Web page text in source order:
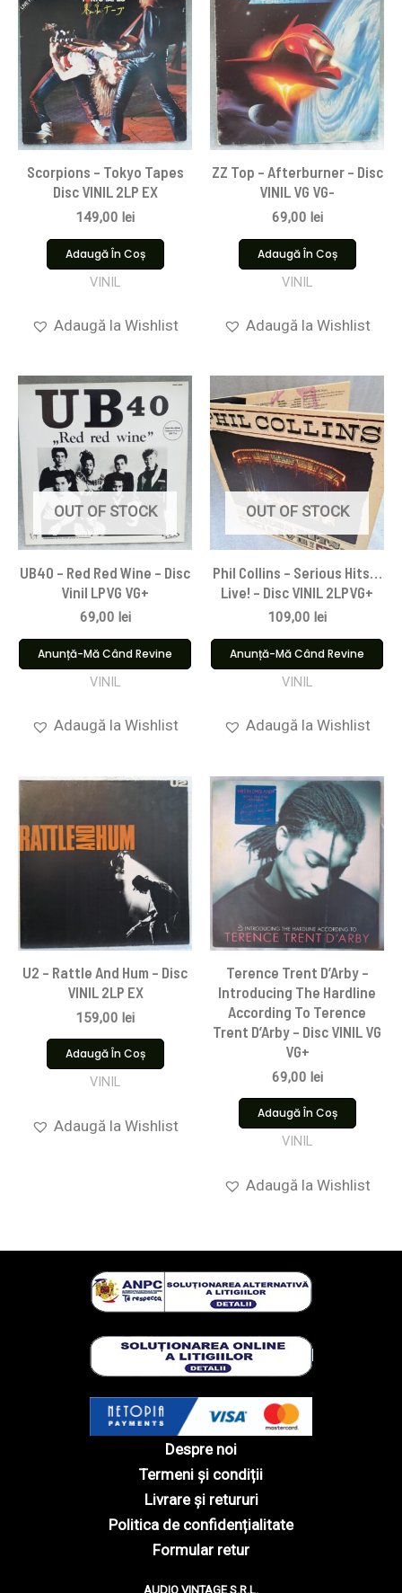
Scorpions ‎– Tokyo Tapes
Disc VINIL 2LP EX
149,00 lei
Adaugă În Coș
VINIL
Adaugă la Wishlist
ZZ Top – Afterburner – Disc
VINIL VG VG-
69,00 lei
Adaugă În Coș
VINIL
Adaugă la Wishlist
OUT OF STOCK
UB40 – Red Red Wine – Disc
Vinil LPVG VG+
69,00 lei
Anunță-Mă Când Revine
VINIL
Adaugă la Wishlist
OUT OF STOCK
Phil Collins – Serious Hits…
Live! – Disc VINIL 2LPVG+
109,00 lei
Anunță-Mă Când Revine
VINIL
Adaugă la Wishlist
U2 – Rattle And Hum – Disc
VINIL 2LP EX
159,00 lei
Adaugă În Coș
VINIL
Adaugă la Wishlist
Terence Trent D’Arby –
Introducing The Hardline
According To Terence
Trent D’Arby – Disc VINIL VG
VG+
69,00 lei
Adaugă În Coș
VINIL
Adaugă la Wishlist
Despre noi
Termeni și condiții
Livrare și retururi
Politica de confidențialitate
Formular retur
AUDIO VINTAGE S.R.L.